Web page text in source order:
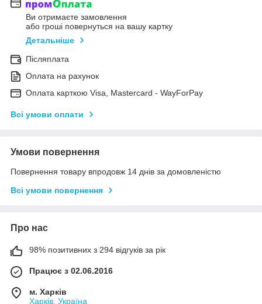
Ви отримаєте замовлення
або гроші повернуться на вашу картку
Детальніше
Післяплата
Оплата на рахунок
Оплата карткою Visa, Mastercard - WayForPay
Всі умови оплати
Умови повернення
Повернення товару впродовж 14 днів за домовленістю
Всі умови повернення
Про нас
98% позитивних з 294 відгуків за рік
Працює з 02.06.2016
м. Харків
Харків, Україна